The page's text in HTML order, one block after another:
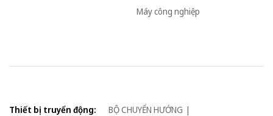
Máy công nghiệp
Thiết bị truyển động:
BỘ CHUYỂN HƯỚNG